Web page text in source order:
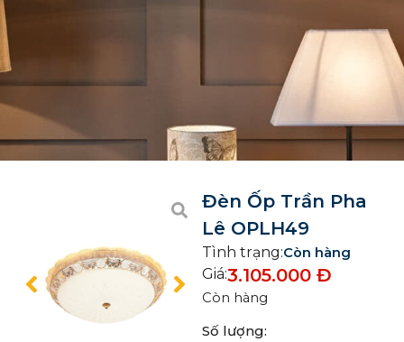
Đèn Ốp Trần Pha
Lê OPLH49
Tình trạng:Còn hàng
Giá:3.105.000 Đ
Còn hàng
Số lượng: